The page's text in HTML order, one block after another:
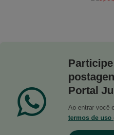
Portal
Ao entrar você
termos de uso